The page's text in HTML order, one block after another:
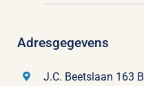
Adresgegevens
J.C. Beetslaan 163 B